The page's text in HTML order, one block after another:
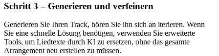
Schritt 3 – Generieren und verfeinern
Generieren Sie Ihren Track, hören Sie ihn sich an iterieren. Wenn
Sie eine schnelle Lösung benötigen, verwenden Sie erweiterte
Tools, um Liedtexte durch KI zu ersetzen, ohne das gesamte
Arrangement neu erstellen zu müssen.